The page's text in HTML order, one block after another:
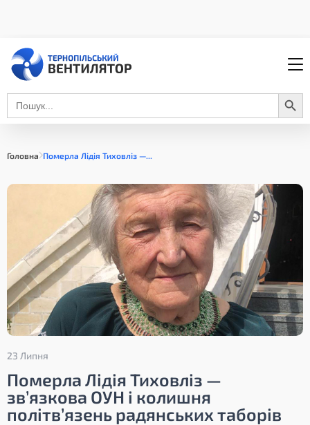
Search
for:
Search Button
Головна Померла Лідія Тиховліз —...
23 Липня
Померла Лідія Тиховліз —
зв’язкова ОУН і колишня
політв’язень радянських таборів